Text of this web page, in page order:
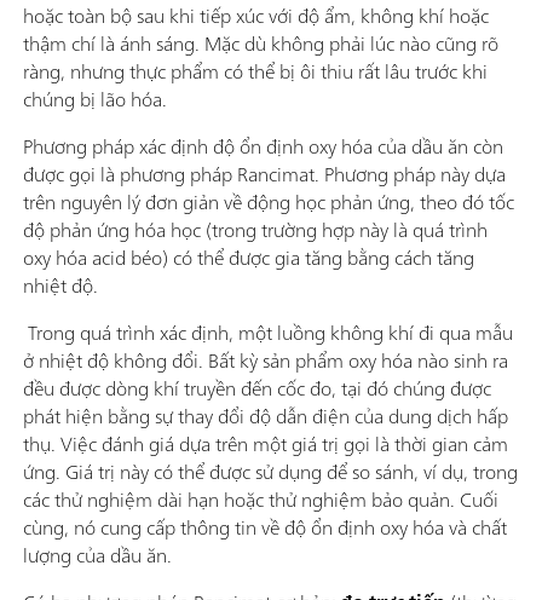
hoặc toàn bộ sau khi tiếp xúc với độ ẩm, không khí hoặc
thậm chí là ánh sáng. Mặc dù không phải lúc nào cũng rõ
ràng, nhưng thực phẩm có thể bị ôi thiu rất lâu trước khi
chúng bị lão hóa.
Phương pháp xác định độ ổn định oxy hóa của dầu ăn còn
được gọi là phương pháp Rancimat. Phương pháp này dựa
trên nguyên lý đơn giản về động học phản ứng, theo đó tốc
độ phản ứng hóa học (trong trường hợp này là quá trình
oxy hóa acid béo) có thể được gia tăng bằng cách tăng
nhiệt độ.
Trong quá trình xác định, một luồng không khí đi qua mẫu
ở nhiệt độ không đổi. Bất kỳ sản phẩm oxy hóa nào sinh ra
đều được dòng khí truyền đến cốc đo, tại đó chúng được
phát hiện bằng sự thay đổi độ dẫn điện của dung dịch hấp
thụ. Việc đánh giá dựa trên một giá trị gọi là thời gian cảm
ứng. Giá trị này có thể được sử dụng để so sánh, ví dụ, trong
các thử nghiệm dài hạn hoặc thử nghiệm bảo quản. Cuối
cùng, nó cung cấp thông tin về độ ổn định oxy hóa và chất
lượng của dầu ăn.